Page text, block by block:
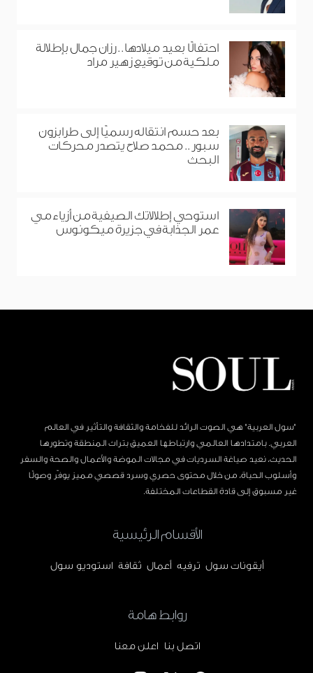
احتفالًا بعيد ميلادها.. رزان جمال بإطلالة
ملكية من توقيع زهير مراد
بعد حسم انتقاله رسميًا إلى طرابزون
سبور.. محمد صلاح يتصدر محركات
البحث
استوحي إطلالاتك الصيفية من أزياء مي
عمر الجذابة في جزيرة ميكونوس
"سول العربية" هي الصوت الرائد للفخامة والثقافة والتأثير في العالم
العربي. بامتدادها العالمي وارتباطها العميق بتراث المنطقة وتطورها
الحديث، نعيد صياغة السرديات في مجالات الموضة والأعمال والصحة والسفر
وأسلوب الحياة، من خلال محتوى حصري وسرد قصصي مميز يوفّر وصولًا
غير مسبوق إلى قادة القطاعات المختلفة.
الأقسام الرئيسية
أيقونات سول ترفيه أعمال ثقافة استوديو سول
روابط هامة
اتصل بنا اعلن معنا